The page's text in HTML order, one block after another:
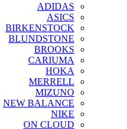
ADIDAS
ASICS
BIRKENSTOCK
BLUNDSTONE
BROOKS
CARIUMA
HOKA
MERRELL
MIZUNO
NEW BALANCE
NIKE
ON CLOUD